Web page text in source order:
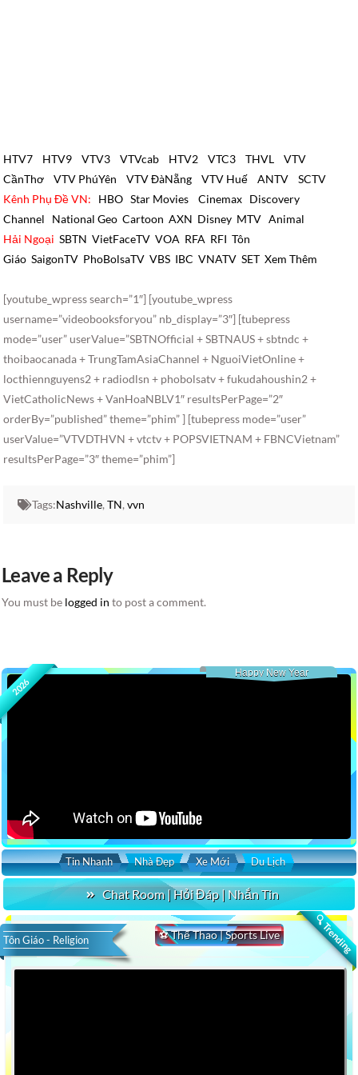
HTV7 HTV9 VTV3 VTVcab HTV2 VTC3 THVL
VTV
CầnThơ
VTV PhúYên VTV ĐàNẵng VTV Huế ANTV
SCTV
Kênh Phụ Đề VN:
HBO Star Movies Cinemax Discovery
Channel
National Geo Cartoon AXN Disney MTV Animal
Hải Ngoại SBTN VietFaceTV VOA RFA RFI Tôn
Giáo SaigonTV PhoBolsaTV VBS IBC VNATV SET Xem Thêm
[youtube_wpress search=”1″] [youtube_wpress
username=”videobooksforyou” nb_display=”3″] [tubepress
mode=”user” userValue=”SBTNOfficial + SBTNAUS + sbtndc +
thoibaocanada + TrungTamAsiaChannel + NguoiVietOnline +
locthiennguyens2 + radiodlsn + phobolsatv + fukudahoushin2 +
VietCatholicNews + VanHoaNBLV1″ resultsPerPage=”2″
orderBy=”published” theme=”phim” ] [tubepress mode=”user”
userValue=”VTVDTHVN + vtctv + POPSVIETNAM + FBNCVietnam”
resultsPerPage=”3″ theme=”phim”]
Tags:Nashville, TN, vvn
Leave a Reply
You must be logged in to post a comment.
2026
Happy New Year
Tin Nhanh Nhà Đẹp Xe Mới Du Lịch
Chat Room | Hỏi Đáp | Nhắn Tin
🔍 Trending
⚽ Thể Thao | Sports Live
Tôn Giáo - Religion